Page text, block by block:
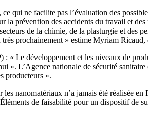
qui ne facilite pas l’évaluation des
la prévention des accidents du travail et
de la chimie, de la plasturgie et
prochainement » estime Myriam
« Le développement et les niveaux de
». L’Agence nationale de sécurité
producteurs ».
les nanomatériaux n’a jamais été réalisée
de faisabilité pour un dispositif de